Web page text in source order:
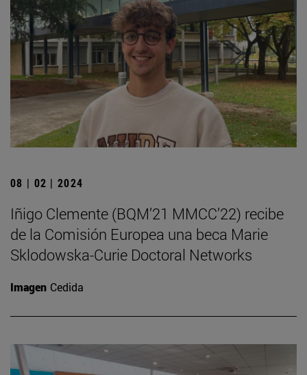
08 | 02 | 2024
Iñigo Clemente (BQM’21 MMCC’22) recibe
de la Comisión Europea una beca Marie
Sklodowska-Curie Doctoral Networks
Imagen Cedida